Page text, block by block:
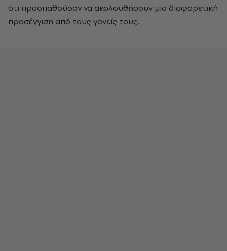
ότι προσπαθούσαν να ακολουθήσουν μια διαφορετική
προσέγγιση από τους γονείς τους.